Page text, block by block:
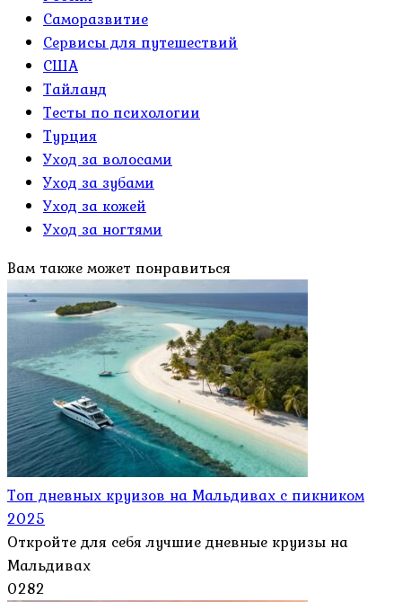
Саморазвитие
Сервисы для путешествий
США
Тайланд
Тесты по психологии
Турция
Уход за волосами
Уход за зубами
Уход за кожей
Уход за ногтями
Вам также может понравиться
Топ дневных круизов на Мальдивах с пикником
2025
Откройте для себя лучшие дневные круизы на
Мальдивах
0282